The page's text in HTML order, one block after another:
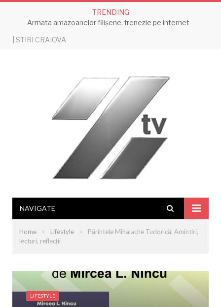
TRENDING
Armata amazoanelor filișene, frenezie pe internet
| STIRI CRAIOVA
NAVIGATE
Home » Lifestyle »
Părintele Mihalache Tudorică. Amintiri,
lecturi, reflecții
LIFESTYLE